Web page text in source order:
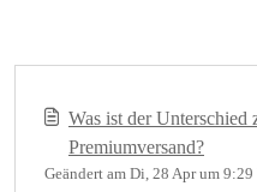
Was ist der Unterschied
Premiumversand?
Geändert am Di, 28 Apr um